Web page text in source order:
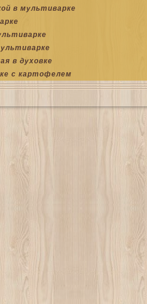
в мультиварке
в духовке
c картофелем